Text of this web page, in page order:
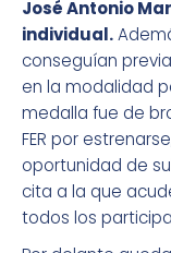
José Antonio
individual.
conseguían
en la modalidad
medalla fue de
FER por
oportunidad de
cita a la que
todos los